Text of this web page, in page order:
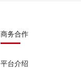
商务合作
平台介绍